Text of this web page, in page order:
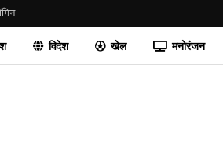
विदेश खेल मनोरंजन